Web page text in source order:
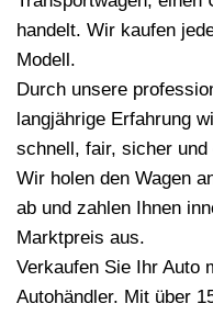
handelt. Wir kaufen
Modell.
Durch unsere
langjährige Erfahrung
schnell, fair, sicher
Wir holen den Wagen
ab und zahlen Ihnen
Marktpreis aus.
Verkaufen Sie Ihr Auto
Autohändler. Mit über